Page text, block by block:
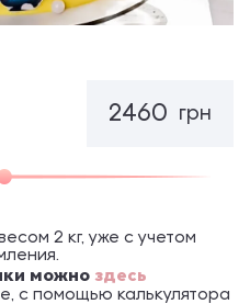
2460 грн
2 кг, уже с учетом
можно здесь
с помощью калькулятора